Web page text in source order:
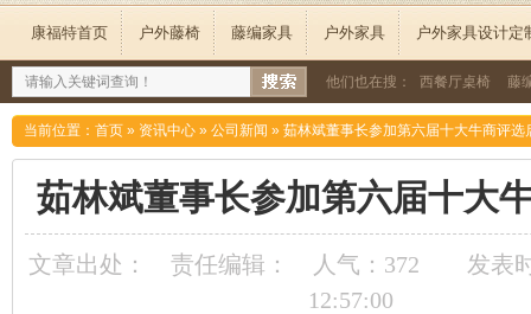
康福特首页 户外藤椅 藤编家具 户外家具 户外家具设计定
他们也在搜： 西餐厅桌椅 藤
当前位置： 首页 » 资讯中心 » 公司新闻 » 茹林斌董事长参加第六届十大牛商评选
茹林斌董事长参加第六届十大
文章出处： 责任编辑： 人气： 372
发表
12:57:00